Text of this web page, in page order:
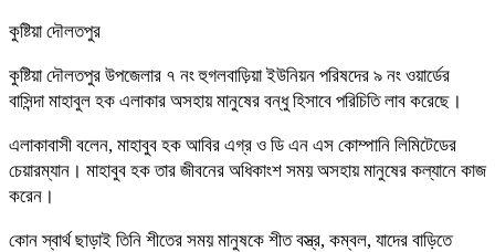
কুষ্টিয়া দৌলতপুর
কুষ্টিয়া দৌলতপুর উপজেলার ৭ নং হুগলবাড়িয়া ইউনিয়ন পরিষদের ৯ নং ওয়ার্ডের
বাসিন্দা মাহাবুল হক এলাকার অসহায় মানুষের বন্ধু হিসাবে পরিচিতি লাব করেছে।
এলাকাবাসী বলেন, মাহাবুব হক আবির এগ্র ও ডি এন এস কোম্পানি লিমিটেডের
চেয়ারম্যান। মাহাবুব হক তার জীবনের অধিকাংশ সময় অসহায় মানুষের কল্যানে কাজ
করেন।
কোন স্বার্থ ছাড়াই তিনি শীতের সময় মানুষকে শীত বস্ত্র, কম্বল, যাদের বাড়িতে